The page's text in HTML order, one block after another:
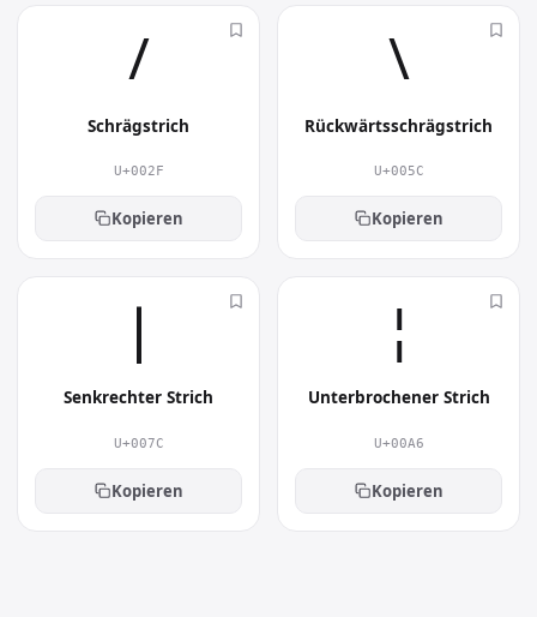
/︎
Schrägstrich
U+002F
Kopieren
\︎
Rückwärtsschrägstrich
U+005C
Kopieren
|︎
Senkrechter Strich
U+007C
Kopieren
¦︎
Unterbrochener Strich
U+00A6
Kopieren